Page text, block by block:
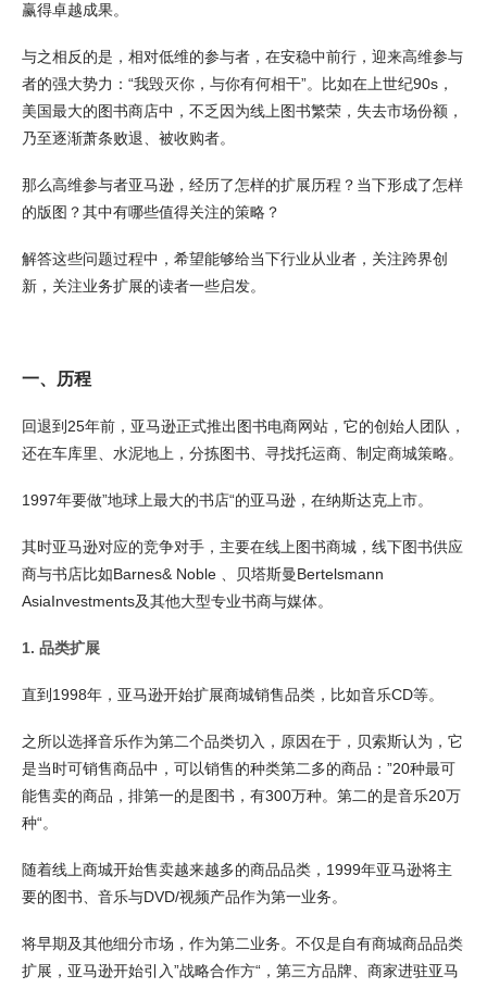
赢得卓越成果。
与之相反的是，相对低维的参与者，在安稳中前行，迎来高维参与
者的强大势力：“我毁灭你，与你有何相干”。比如在上世纪90s，
美国最大的图书商店中，不乏因为线上图书繁荣，失去市场份额，
乃至逐渐萧条败退、被收购者。
那么高维参与者亚马逊，经历了怎样的扩展历程？当下形成了怎样
的版图？其中有哪些值得关注的策略？
解答这些问题过程中，希望能够给当下行业从业者，关注跨界创
新，关注业务扩展的读者一些启发。
一、历程
回退到25年前，亚马逊正式推出图书电商网站，它的创始人团队，
还在车库里、水泥地上，分拣图书、寻找托运商、制定商城策略。
1997年要做”地球上最大的书店“的亚马逊，在纳斯达克上市。
其时亚马逊对应的竞争对手，主要在线上图书商城，线下图书供应
商与书店比如Barnes& Noble 、贝塔斯曼Bertelsmann
AsiaInvestments及其他大型专业书商与媒体。
1. 品类扩展
直到1998年，亚马逊开始扩展商城销售品类，比如音乐CD等。
之所以选择音乐作为第二个品类切入，原因在于，贝索斯认为，它
是当时可销售商品中，可以销售的种类第二多的商品：”20种最可
能售卖的商品，排第一的是图书，有300万种。第二的是音乐20万
种“。
随着线上商城开始售卖越来越多的商品品类，1999年亚马逊将主
要的图书、音乐与DVD/视频产品作为第一业务。
将早期及其他细分市场，作为第二业务。不仅是自有商城商品品类
扩展，亚马逊开始引入”战略合作方“，第三方品牌、商家进驻亚马